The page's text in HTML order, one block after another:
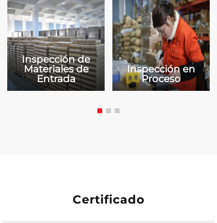
Inspección de
Materiales de
Entrada
Inspección en
Proceso
Certificado